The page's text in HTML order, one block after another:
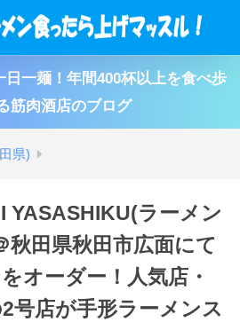
日一麺！年間400杯以上を食べ歩
筋肉酒店のブログ
県)
YASASHIKU(ラーメン
秋田県秋田市広面にて
オーダー！人気店・
号店が手形ラーメンス